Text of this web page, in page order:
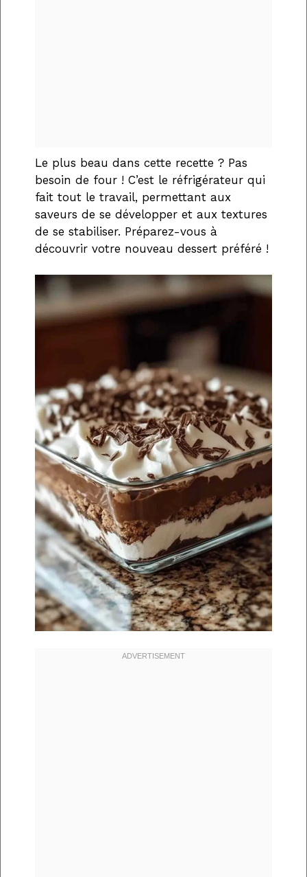
Le plus beau dans cette recette ? Pas
besoin de four ! C’est le réfrigérateur qui
fait tout le travail, permettant aux
saveurs de se développer et aux textures
de se stabiliser. Préparez-vous à
découvrir votre nouveau dessert préféré !